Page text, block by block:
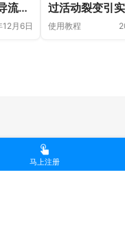
流
到
月6日
过活动裂变引
环？
使用教程
马上注册